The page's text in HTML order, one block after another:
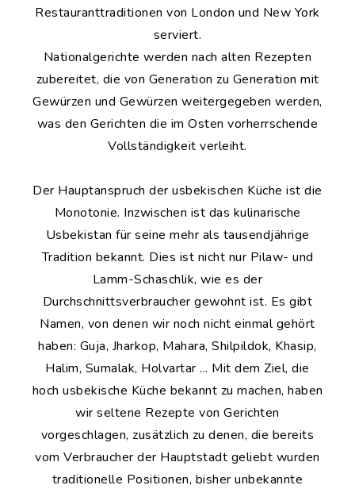
Restauranttraditionen von London und New York
serviert.
Nationalgerichte werden nach alten Rezepten
zubereitet, die von Generation zu Generation mit
Gewürzen und Gewürzen weitergegeben werden,
was den Gerichten die im Osten vorherrschende
Vollständigkeit verleiht.
Der Hauptanspruch der usbekischen Küche ist die
Monotonie. Inzwischen ist das kulinarische
Usbekistan für seine mehr als tausendjährige
Tradition bekannt. Dies ist nicht nur Pilaw- und
Lamm-Schaschlik, wie es der
Durchschnittsverbraucher gewohnt ist. Es gibt
Namen, von denen wir noch nicht einmal gehört
haben: Guja, Jharkop, Mahara, Shilpildok, Khasip,
Halim, Sumalak, Holvartar ... Mit dem Ziel, die
hoch usbekische Küche bekannt zu machen, haben
wir seltene Rezepte von Gerichten
vorgeschlagen, zusätzlich zu denen, die bereits
vom Verbraucher der Hauptstadt geliebt wurden
traditionelle Positionen, bisher unbekannte